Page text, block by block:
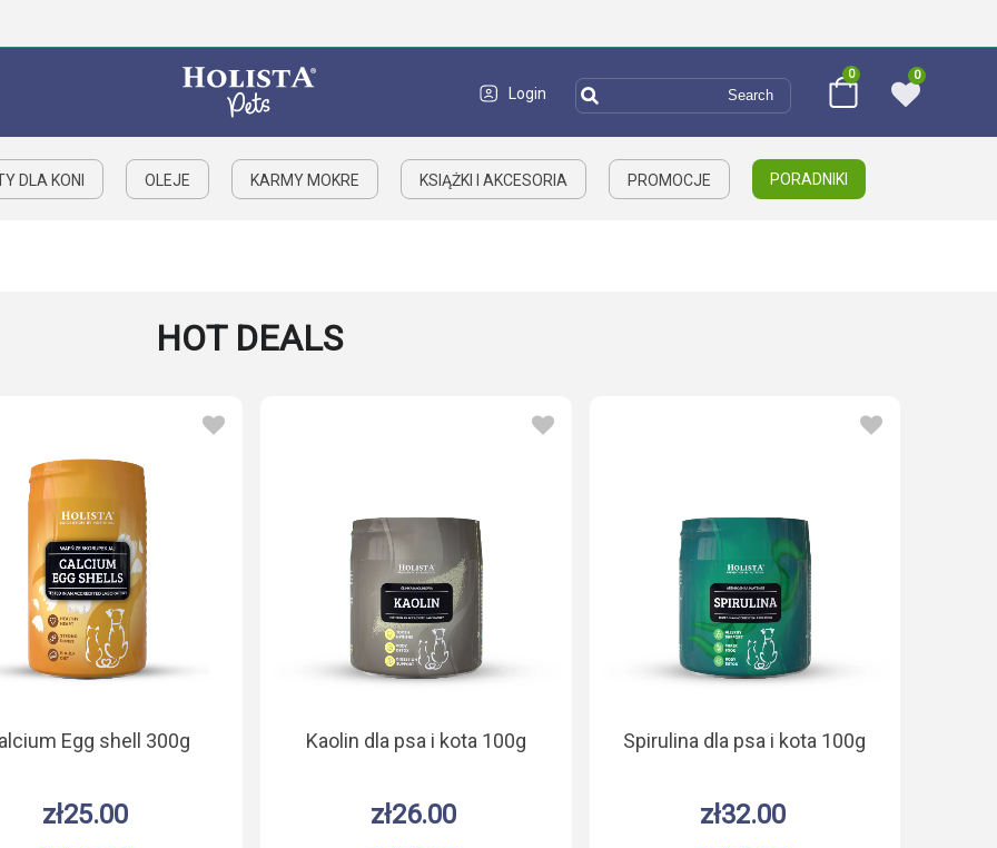
Login
0 0
DLA KONI OLEJE KARMY MOKRE KSIĄŻKI I AKCESORIA PROMOCJE PORADNIKI
HOT DEALS
Yeast 200g
HolistaPets Krill Meal
zł29.00
Czystek dla psa i kota
100g
zł32.00
Egg shell 300g
zł25.00
Kaolin dla psa i kota 100g
zł26.00
Spirulina dla psa i kota 100g
zł32.00